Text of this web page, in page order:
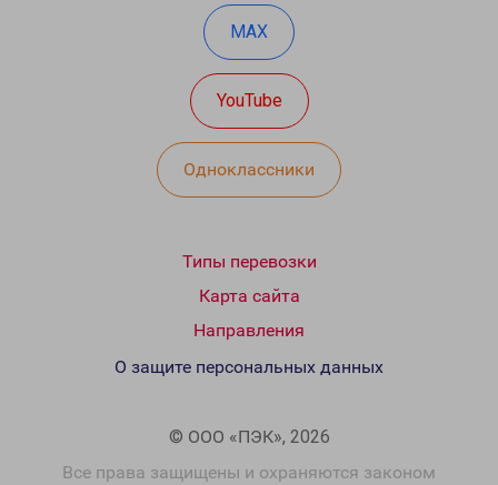
MAX
YouTube
Одноклассники
Типы перевозки
Карта сайта
Направления
© ООО «ПЭК», 2026
Все права защищены и охраняются законом
О защите персональных данных